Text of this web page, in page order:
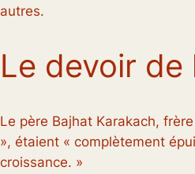
autres.
Le devoir
Le père Bajhat Karakach,
», étaient « complètement
croissance. »